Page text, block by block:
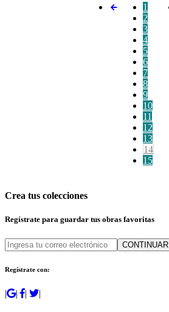
1
2
3
4
5
6
7
8
9
10
11
12
13
14
15
Crea tus colecciones
Regístrate para guardar tus obras favoritas
CONTINUAR
Regístrate con:
|